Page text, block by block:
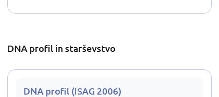
DNA profil in starševstvo
DNA profil (ISAG 2006)